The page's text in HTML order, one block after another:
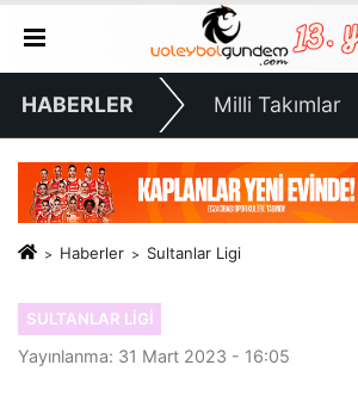
HABERLER Milli Takımlar
Haberler Sultanlar Ligi
SULTANLAR LIGI
Yayınlanma: 31 Mart 2023 - 16:05